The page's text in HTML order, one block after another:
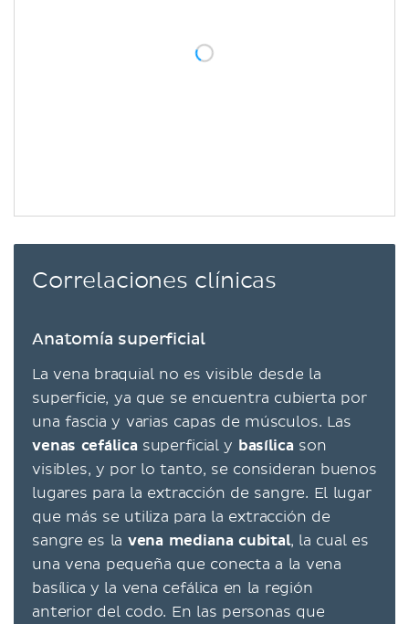
Correlaciones clínicas
Anatomía superficial
La vena braquial no es visible desde la
superficie, ya que se encuentra cubierta por
una fascia y varias capas de músculos. Las
venas cefálicasuperficial y basílicason
visibles, y por lo tanto, se consideran buenos
lugares para la extracción de sangre. El lugar
que más se utiliza para la extracción de
sangre es la vena mediana cubital, la cual es
una vena pequeña que conecta a la vena
basílica y la vena cefálica en la región
anterior del codo. En las personas que